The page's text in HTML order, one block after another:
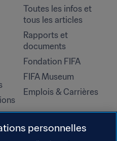
Toutes les infos et
tous les articles
Rapports et
documents
Fondation FIFA
FIFA Museum
Emplois & Carrières
personnelles